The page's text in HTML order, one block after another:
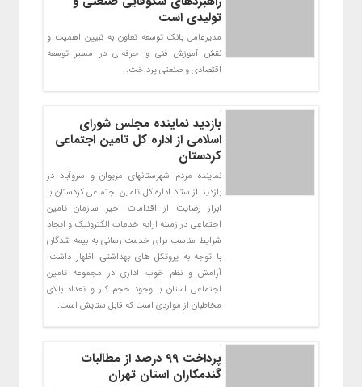
تولیدی است
مدیرعامل بانک توسعه تعاون به تبیین اهمیت و
نقش آموزش فنی و حرفه‌ای در مسیر توسعه
اقتصادی و صنعتی پرداخت.
بازدید نماینده مجلس شورای
اسلامی از اداره کل تامین اجتماعی
کردستان
نماینده مردم شهرستانهای مریوان و سروآباد در
بازدید از ستاد اداره کل تامین اجتماعی کردستان با
ابراز رضایت از اقدامات اخیر سازمان تامین
اجتماعی در زمینه ارایه خدمات الکترونیک و ایجاد
شرایط مناسب برای خدمت رسانی به بیمه شدگان
با توجه به پروتکل های بهداشتی، اظهار داشت:
آرامش و نظم خوب اداری در مجموعه تامین
اجتماعی استان با وجود حجم کار و تعداد بالای
مخاطبان از مواردی است که قابل ستایش است.
پرداخت ۹۹ درصد از مطالبات
گندمکاران استان تهران